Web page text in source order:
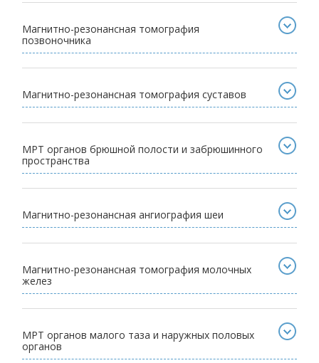
Магнитно-резонансная томография
позвоночника
Магнитно-резонансная томография суставов
МРТ органов брюшной полости и забрюшинного
пространства
Магнитно-резонансная ангиография шеи
Магнитно-резонансная томография молочных
желез
МРТ органов малого таза и наружных половых
органов